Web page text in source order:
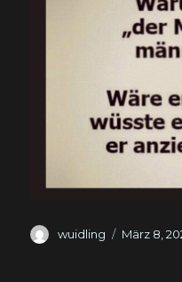
Autor
wuidling März 8,